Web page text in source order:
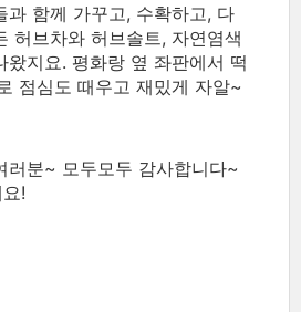
과 함께 가꾸고, 수확하고, 다
허브차와 허브솔트, 자연염색
왔지요. 평화랑 옆 좌판에서 떡
점심도 때우고 재밌게 자알~
러분~ 모두모두 감사합니다~
!